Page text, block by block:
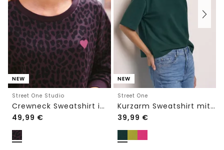
NEW
Street One Studio
Crewneck Sweatshirt im Loose Fit
49,99 €
NEW
Street One
Kurzarm Sweatshirt mit Rundhals
39,99 €